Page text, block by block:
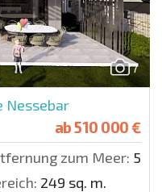
7
Nessebar
ab510 000 €
zum Meer: 500
249 sq. m.